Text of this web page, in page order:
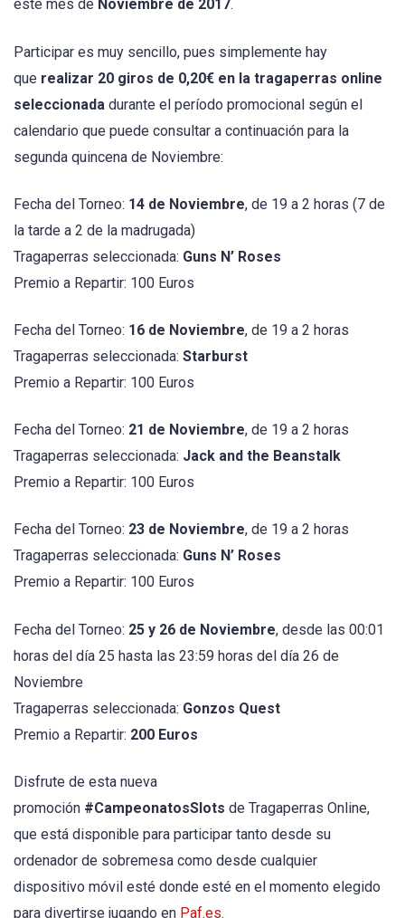
este mes de Noviembre de 2017.
Participar es muy sencillo, pues simplemente hay
que realizar 20 giros de 0,20€ en la tragaperras online
seleccionada durante el período promocional según el
calendario que puede consultar a continuación para la
segunda quincena de Noviembre:
Fecha del Torneo: 14 de Noviembre, de 19 a 2 horas (7 de
la tarde a 2 de la madrugada)
Tragaperras seleccionada: Guns N’ Roses
Premio a Repartir: 100 Euros
Fecha del Torneo: 16 de Noviembre, de 19 a 2 horas
Tragaperras seleccionada: Starburst
Premio a Repartir: 100 Euros
Fecha del Torneo: 21 de Noviembre, de 19 a 2 horas
Tragaperras seleccionada: Jack and the Beanstalk
Premio a Repartir: 100 Euros
Fecha del Torneo: 23 de Noviembre, de 19 a 2 horas
Tragaperras seleccionada: Guns N’ Roses
Premio a Repartir: 100 Euros
Fecha del Torneo: 25 y 26 de Noviembre, desde las 00:01
horas del día 25 hasta las 23:59 horas del día 26 de
Noviembre
Tragaperras seleccionada: Gonzos Quest
Premio a Repartir: 200 Euros
Disfrute de esta nueva
promoción #CampeonatosSlots de Tragaperras Online,
que está disponible para participar tanto desde su
ordenador de sobremesa como desde cualquier
dispositivo móvil esté donde esté en el momento elegido
para divertirse jugando en Paf.es.